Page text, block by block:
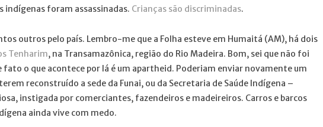
indígenas foram assassinadas. Crianças são discriminadas.
outros pelo país. Lembro-me que a Folha esteve em Humaitá (AM), há dois
Tenharim, na Transamazônica, região do Rio Madeira. Bom, sei que não foi
fato o que acontece por lá é um apartheid. Poderiam enviar novamente um
reconstruído a sede da Funai, ou da Secretaria de Saúde Indígena –
instigada por comerciantes, fazendeiros e madeireiros. Carros e barcos
ainda vive com medo.